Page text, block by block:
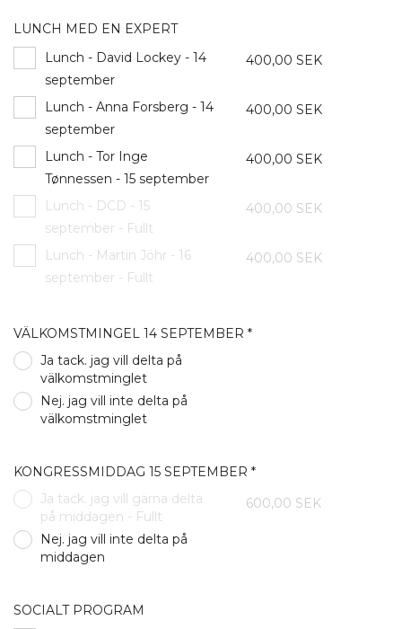
LUNCH MED EN EXPERT
Lunch - David Lockey - 14
september
400,00 SEK
Lunch - Anna Forsberg - 14
september
400,00 SEK
Lunch - Tor Inge
Tønnessen - 15 september
400,00 SEK
Lunch - DCD - 15
september - Fullt
400,00 SEK
Lunch - Martin Jöhr - 16
september - Fullt
400,00 SEK
VÄLKOMSTMINGEL 14 SEPTEMBER *
Ja tack. jag vill delta på
välkomstminglet
Nej. jag vill inte delta på
välkomstminglet
KONGRESSMIDDAG 15 SEPTEMBER *
Ja tack. jag vill gärna delta
på middagen - Fullt
600,00 SEK
Nej. jag vill inte delta på
middagen
SOCIALT PROGRAM